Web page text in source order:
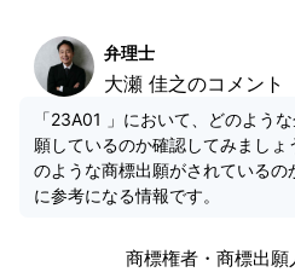
弁理士
大瀬 佳之のコメント
「23A01 」において、どのよう
願しているのか確認してみまし
のような商標出願がされている
に参考になる情報です。
商標権者・商標出